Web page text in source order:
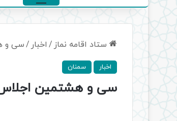
ستاد اقامه نماز / اخبار /سی‌ و
اخبار سمنان
سی‌ و هشتمین اجلاس